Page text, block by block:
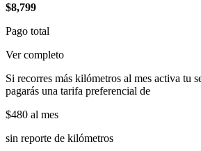
$8,799
Pago total
Ver completo
Si recorres más kilómetros al mes activa tu
pagarás una tarifa preferencial de
$480 al mes
sin reporte de kilómetros